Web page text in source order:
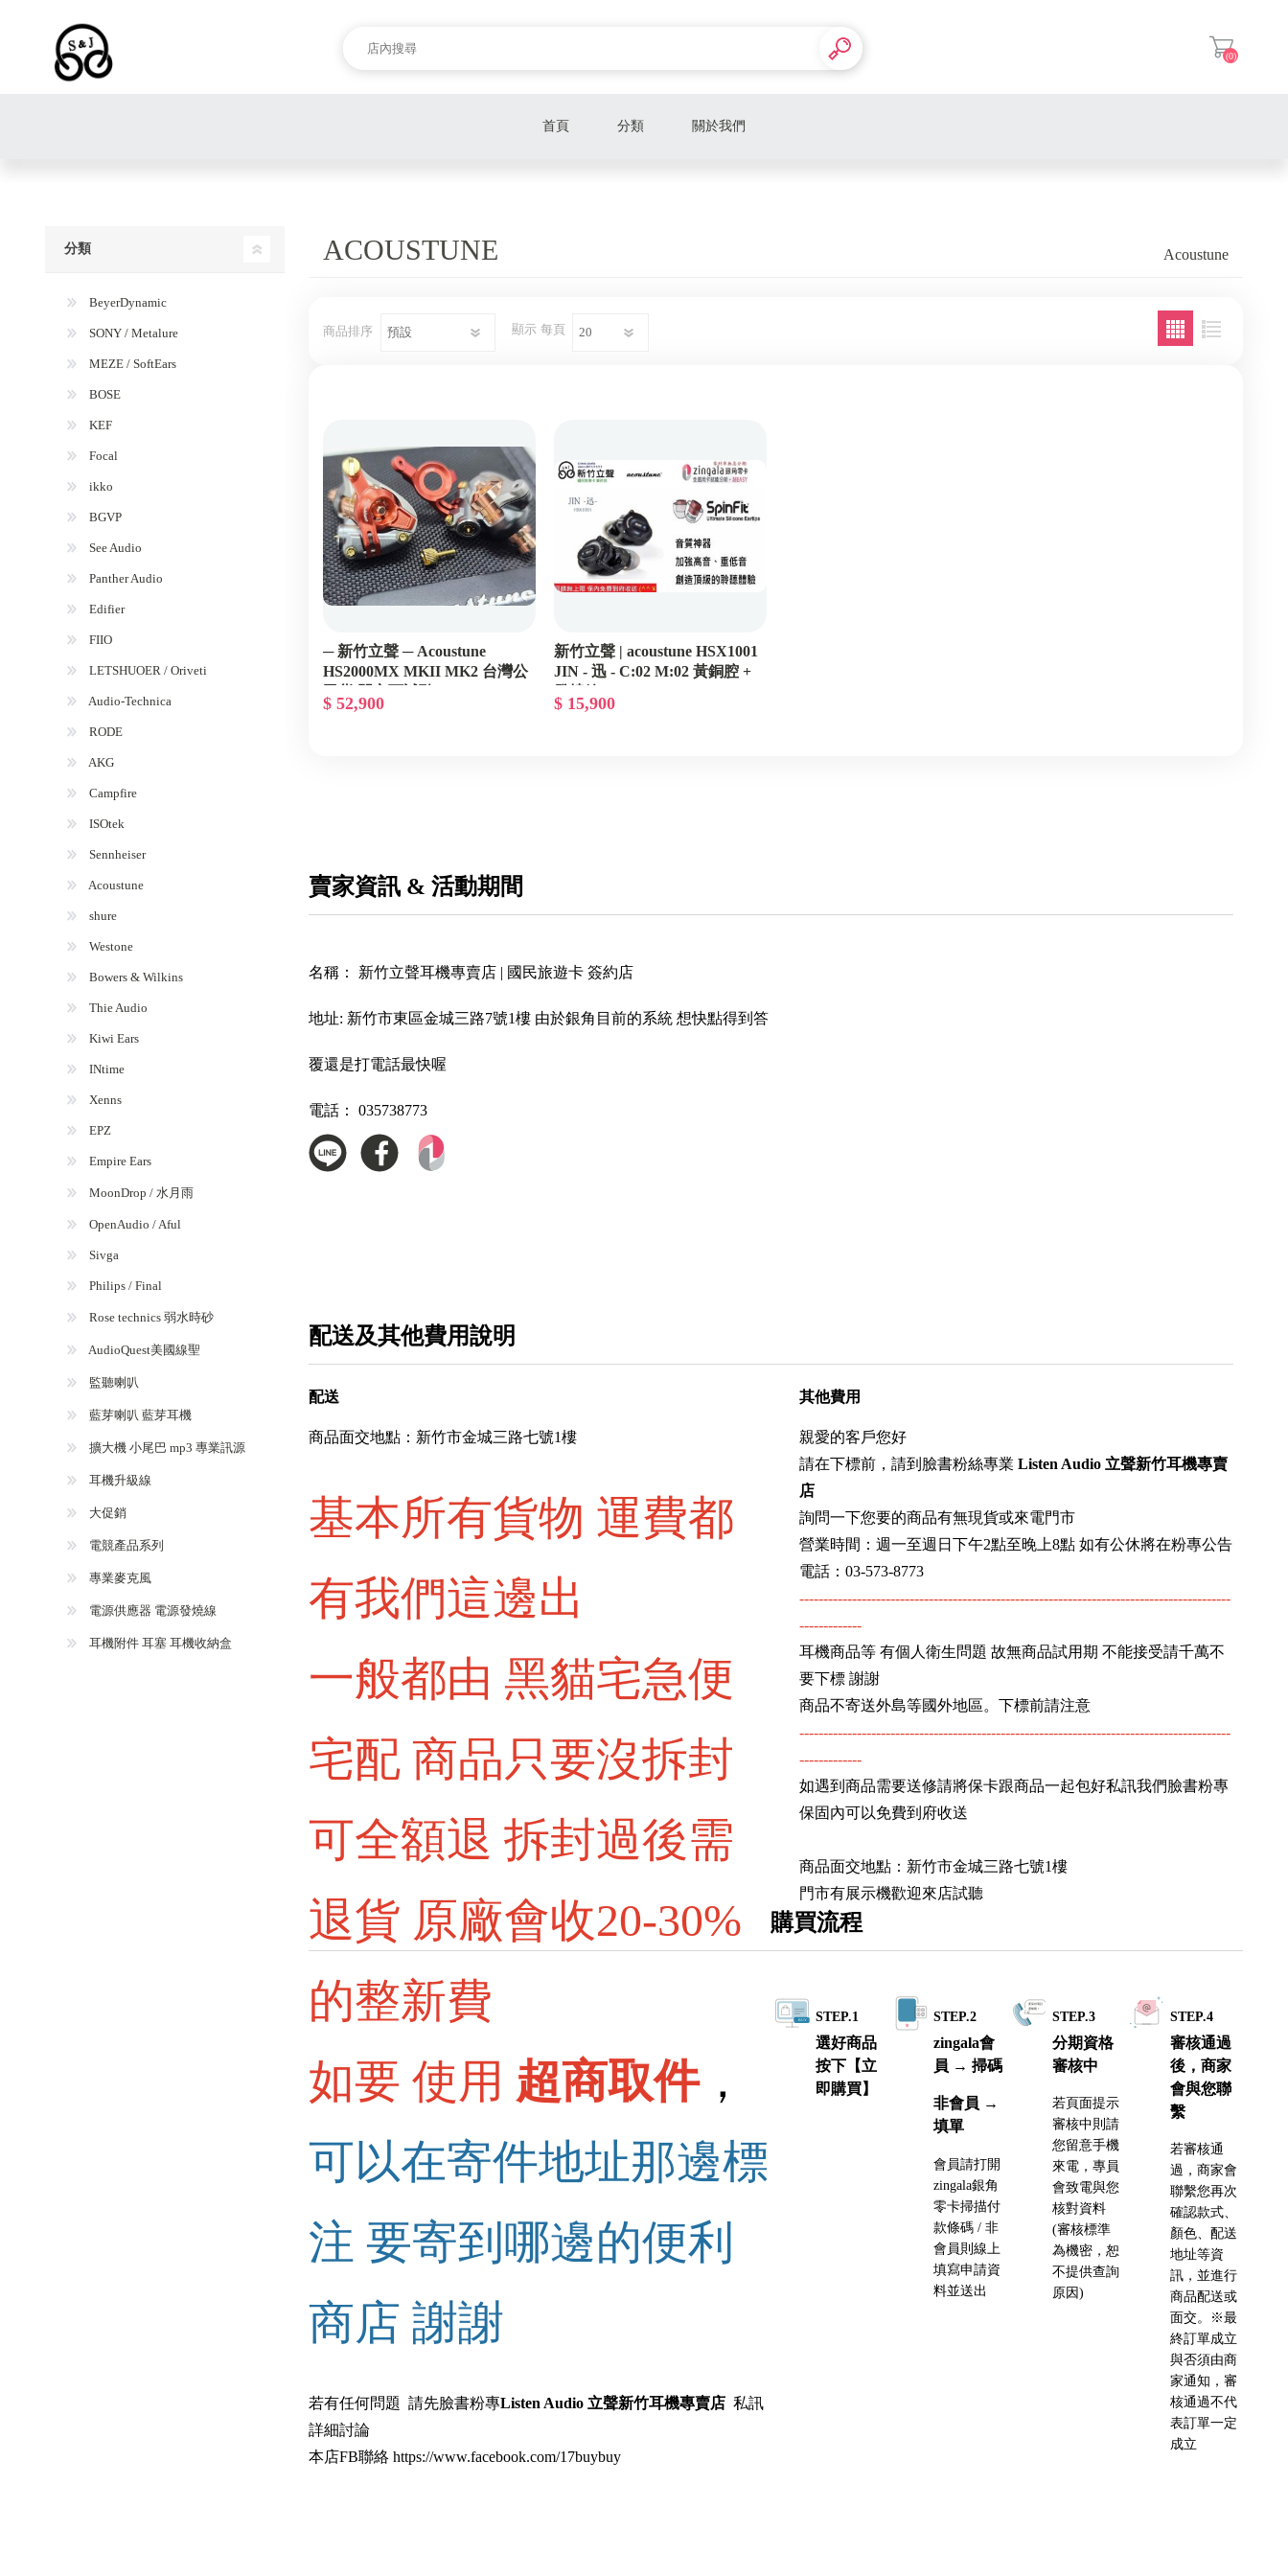
(0)
首頁 分類
Panther Audio
Edifier
Audio-Technica
Philips / Final
藍芽喇叭 藍芽耳機
電競產品系列
電源供應器 電源發燒線
耳機附件 耳塞 耳機收納盒
關於我們
ACOUSTUNE Acoustune
商品排序 顯示 每頁
─ 新竹立聲 ─ Acoustune
HS2000MX MKII MK2 台灣公
$ 52,900
新竹立聲 | acoustune HSX1001
JIN - 迅 - C:02 M:02 黃銅腔 +
$ 15,900
賣家資訊 & 活動期間
名稱： 新竹立聲耳機專賣店 | 國民旅遊卡 簽約店
地址: 新竹市東區金城三路7號1樓 由於銀角目前的系統 想快點得到答
覆還是打電話最快喔
電話： 035738773
配送及其他費用說明
配送
商品面交地點：新竹市金城三路七號1樓
基本所有貨物 運費都
有我們這邊出
一般都由 黑貓宅急便
宅配 商品只要沒拆封
可全額退 拆封過後需
退貨 原廠會收20-30%
的整新費
如要 使用 超商取件，
可以在寄件地址那邊標
注 要寄到哪邊的便利
商店 謝謝
若有任何問題 請先臉書粉專Listen Audio 立聲新竹耳機專賣店 私訊
詳細討論
本店FB聯絡 https://www.facebook.com/17buybuy
其他費用
親愛的客戶您好
請在下標前，請到臉書粉絲專業Listen Audio 立聲新竹耳機專賣
店
詢問一下您要的商品有無現貨或來電門市
營業時間：週一至週日下午2點至晚上8點 如有公休將在粉專公告
電話：03-573-8773
------------------------------------------------------------------------------------------
-------------
耳機商品等 有個人衛生問題 故無商品試用期 不能接受請千萬不
要下標 謝謝
商品不寄送外島等國外地區。下標前請注意
------------------------------------------------------------------------------------------
-------------
如遇到商品需要送修請將保卡跟商品一起包好私訊我們臉書粉專
保固內可以免費到府收送
商品面交地點：新竹市金城三路七號1樓
門市有展示機歡迎來店試聽
購買流程
STEP.1
選好商品
按下【立
即購買】
STEP.2
zingala會
員 → 掃碼
非會員 →
填單
會員請打開
zingala銀角
零卡掃描付
款條碼 / 非
會員則線上
填寫申請資
料並送出
STEP.3
分期資格
審核中
若頁面提示
審核中則請
您留意手機
來電，專員
會致電與您
核對資料
(審核標準
為機密，恕
不提供查詢
原因)
STEP.4
審核通過
後，商家
會與您聯
繫
若審核通
過，商家會
聯繫您再次
確認款式、
顏色、配送
地址等資
訊，並進行
商品配送或
面交。※最
終訂單成立
與否須由商
家通知，審
核通過不代
表訂單一定
成立
分類
BeyerDynamic
SONY / Metalure
MEZE / SoftEars
BOSE
KEF
Focal
ikko
BGVP
See Audio
Panther Audio
Edifier
FIIO
LETSHUOER / Oriveti
Audio-Technica
RODE
AKG
Campfire
ISOtek
Sennheiser
Acoustune
shure
Westone
Bowers & Wilkins
Thie Audio
Kiwi Ears
INtime
Xenns
EPZ
Empire Ears
MoonDrop / 水月雨
OpenAudio / Aful
Sivga
Philips / Final
Rose technics 弱水時砂
AudioQuest美國線聖
監聽喇叭
藍芽喇叭 藍芽耳機
擴大機 小尾巴 mp3 專業訊源
耳機升級線
大促銷
電競產品系列
專業麥克風
電源供應器 電源發燒線
耳機附件 耳塞 耳機收納盒